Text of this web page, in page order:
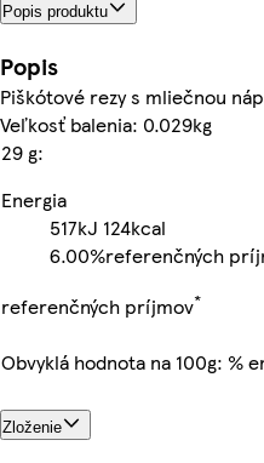
Popis produktu
Popis
Piškótové rezy s mliečnou
Veľkosť balenia: 0.029kg
29 g:
Energia
517kJ 124kcal
6.00%referenčných
referenčných príjmov*
Obvyklá hodnota na 100g: %
Zloženie